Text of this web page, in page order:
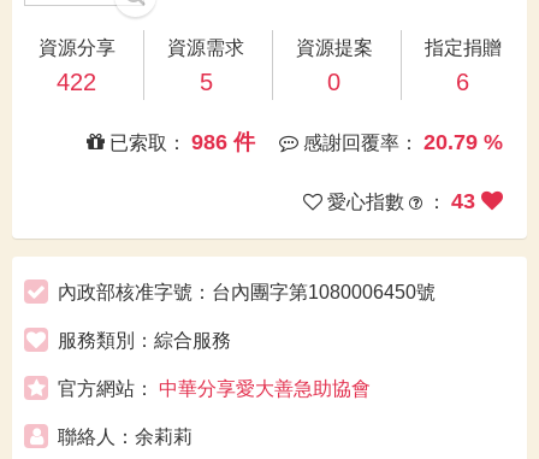
資源分享
422
資源需求
5
資源提案
0
指定捐贈
6
感謝回覆率： 20.79 %
已索取： 986 件
愛心指數 ： 43
內政部核准字號：台內團字第1080006450號
服務類別：綜合服務
官方網站： 中華分享愛大善急助協會
聯絡人：余莉莉